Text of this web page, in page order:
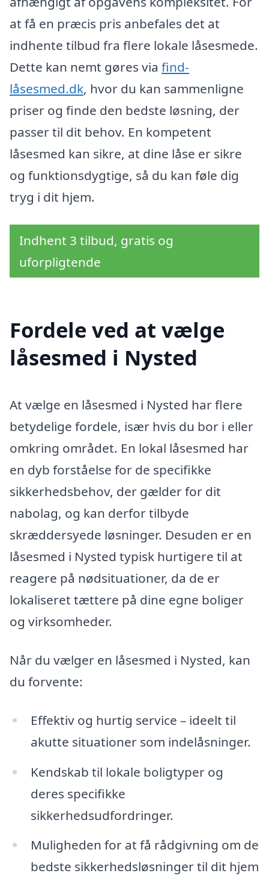
at få en præcis pris anbefales det at
indhente tilbud fra flere lokale låsesmede.
Dette kan nemt gøres via find-
låsesmed.dk, hvor du kan sammenligne
priser og finde den bedste løsning, der
passer til dit behov. En kompetent
låsesmed kan sikre, at dine låse er sikre
og funktionsdygtige, så du kan føle dig
tryg i dit hjem.
Indhent 3 tilbud, gratis og
uforpligtende
Fordele ved at vælge
låsesmed i Nysted
At vælge en låsesmed i Nysted har flere
betydelige fordele, især hvis du bor i eller
omkring området. En lokal låsesmed har
en dyb forståelse for de specifikke
sikkerhedsbehov, der gælder for dit
nabolag, og kan derfor tilbyde
skræddersyede løsninger. Desuden er en
låsesmed i Nysted typisk hurtigere til at
reagere på nødsituationer, da de er
lokaliseret tættere på dine egne boliger
og virksomheder.
Når du vælger en låsesmed i Nysted, kan
du forvente:
Effektiv og hurtig service – ideelt til
akutte situationer som indelåsninger.
Kendskab til lokale boligtyper og
deres specifikke
sikkerhedsudfordringer.
Muligheden for at få rådgivning om de
bedste sikkerhedsløsninger til dit hjem